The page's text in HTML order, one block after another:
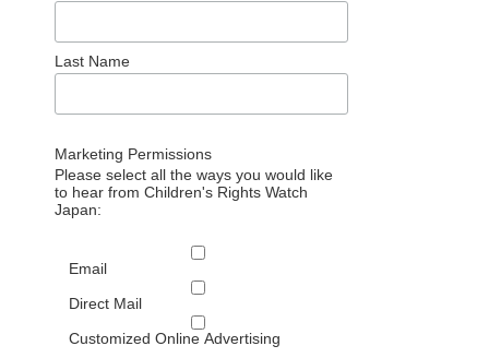
Last Name
Marketing Permissions
Please select all the ways you would like
to hear from Children's Rights Watch
Japan:
Email
Direct Mail
Customized Online Advertising